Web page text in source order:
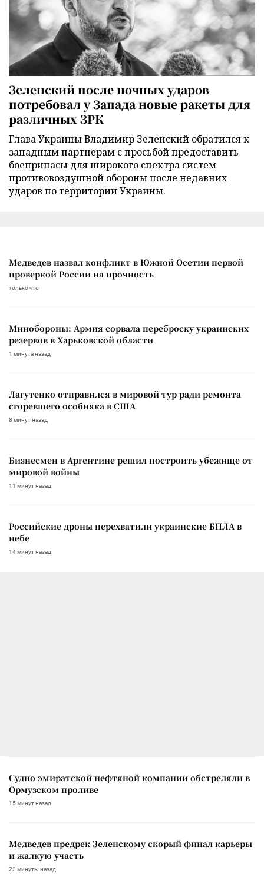
Зеленский после ночных ударов
потребовал у Запада новые ракеты для
различных ЗРК
Глава Украины Владимир Зеленский обратился к
западным партнерам с просьбой предоставить
боеприпасы для широкого спектра систем
противовоздушной обороны после недавних
ударов по территории Украины.
Медведев назвал конфликт в Южной Осетии первой
проверкой России на прочность
только что
Минобороны: Армия сорвала переброску украинских
резервов в Харьковской области
1 минута назад
Лагутенко отправился в мировой тур ради ремонта
сгоревшего особняка в США
8 минут назад
Бизнесмен в Аргентине решил построить убежище от
мировой войны
11 минут назад
Российские дроны перехватили украинские БПЛА в
небе
14 минут назад
Судно эмиратской нефтяной компании обстреляли в
Ормузском проливе
15 минут назад
Медведев предрек Зеленскому скорый финал карьеры
и жалкую участь
22 минуты назад